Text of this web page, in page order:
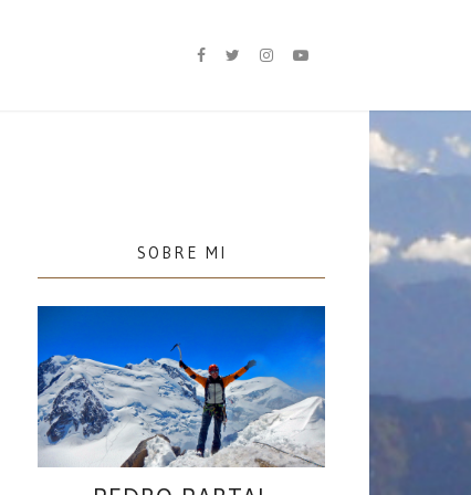
SOBRE MI